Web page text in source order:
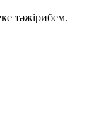
тәжірибем.